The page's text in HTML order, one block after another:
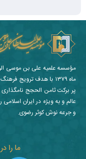
ما را
مؤسسه علمیه علی بن موسی
ماه ۱۳۷۹ با هدف ترویج
پر برکت ثامن الحجج
عالم و به ویژه در ایران
و جرعه نوش کوثر رضوی.